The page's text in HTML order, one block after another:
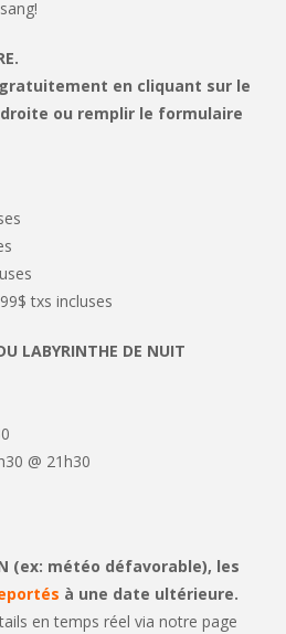
en cliquant sur le
droite ou remplir le formulaire
txs incluses
LABYRINTHE DE NUIT
@ 21h30
(ex: météo défavorable), les
à une date ultérieure.
en temps réel via notre page